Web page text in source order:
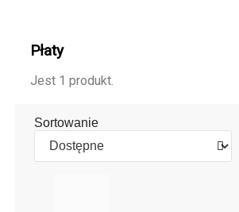
Płaty
Jest 1 produkt.
Sortowanie